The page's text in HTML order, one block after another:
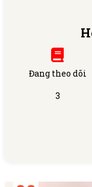
Đang theo dõi
3